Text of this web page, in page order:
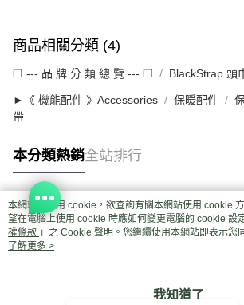
商品相關分類 (4)
❒ --- 品 牌 分 類 總 覽 --- ❒ BlackStrap 頭
►《 機能配件 》Accessories 保暖配件
帶
本分類熱銷全站排行
熱門標籤
本網站中使用 cookie，欲查詢有關本網站使用 cookie
望在電腦上使用 cookie 時應如何變更電腦的 cookie 設
權條款 」之 Cookie 聲明。您繼續使用本網站即表示您
用條款之 Cookie 聲明使用 cookie。
了解更多 >
我知道了